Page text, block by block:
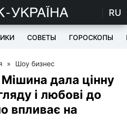
RU
СОВЕТЫ ГОРОСКОПЫ
» Шоу бизнес
дала цінну
і любові до
впливає на